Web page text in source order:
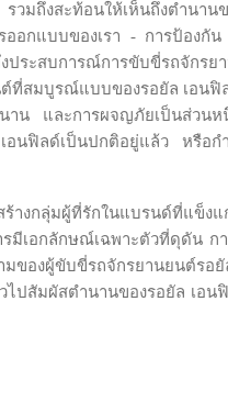
มถึงสะท้อนให้เห็นถึงตำนานข
ออกแบบของเรา - การป้องกัน
ระสบการณ์การขับขี่รถจักรย
ที่สมบูรณ์แบบของรอยัล เอนฟิ
าน และการผจญภัยเป็นส่วนห
นฟิลด์เป็นปกติอยู่แล้ว หรือก
างกลุ่มผู้ที่รักในแบรนด์ที่แข็งแ
มีเอกลักษณ์เฉพาะตัวที่ดุดัน ก
ของผู้ขับขี่รถจักรยานยนต์รอ
ปสัมผัสตำนานของรอยัล เอน